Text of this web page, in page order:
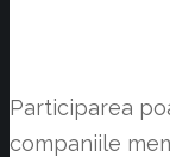
Participarea
companiile